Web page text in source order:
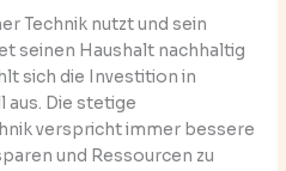
Technik nutzt und sein
seinen Haushalt nachhaltig
sich die Investition in
aus. Die stetige
verspricht immer bessere
und Ressourcen zu